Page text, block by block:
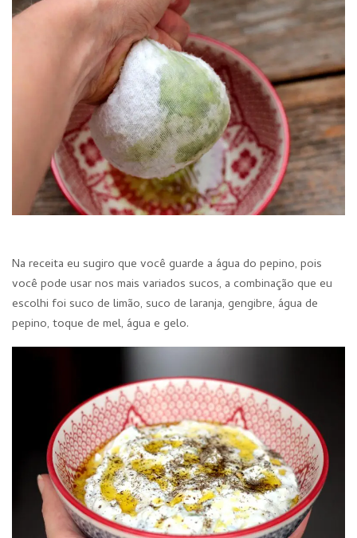
Na receita eu sugiro que você guarde a água do pepino, pois
você pode usar nos mais variados sucos, a combinação que eu
escolhi foi suco de limão, suco de laranja, gengibre, água de
pepino, toque de mel, água e gelo.